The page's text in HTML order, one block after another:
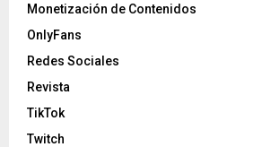
Monetización de Contenidos
OnlyFans
Redes Sociales
Revista
TikTok
Twitch